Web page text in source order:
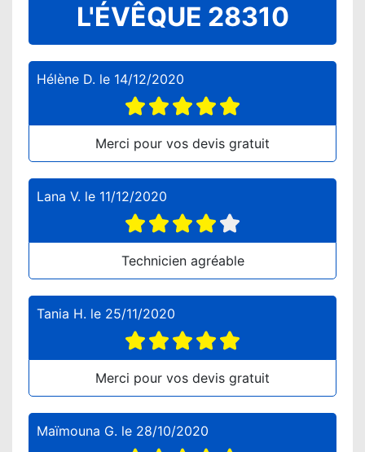
L'ÉVÊQUE 28310
Hélène D. le 14/12/2020
Merci pour vos devis gratuit
Lana V. le 11/12/2020
Technicien agréable
Tania H. le 25/11/2020
Merci pour vos devis gratuit
Maïmouna G. le 28/10/2020